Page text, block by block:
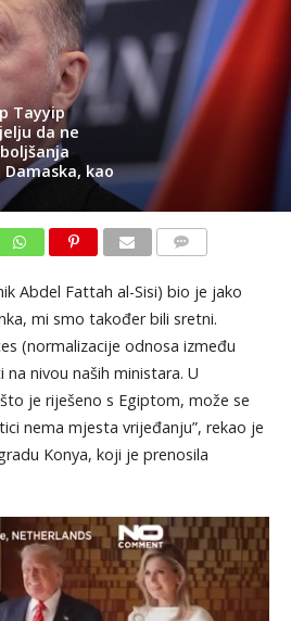
Tayyip
da ne
kao
Abdel Fattah al-Sisi) bio je jako
mi smo također bili sretni.
(normalizacije odnosa između
nivou naših ministara. U
je riješeno s Egiptom, može se
nema mjesta vrijeđanju”, rekao je
Konya, koji je prenosila